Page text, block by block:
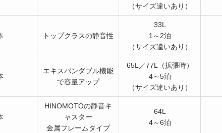
（サイズ違いあり）
トップクラスの静音性
33L
1～2泊
（サイズ違いあり）
エキスパンダブル機能
で容量アップ
65L／77L（拡張時）
4～5泊
（サイズ違いあり）
HINOMOTOの静音キ
ャスター
金属フレームタイプ
64L
4～6泊